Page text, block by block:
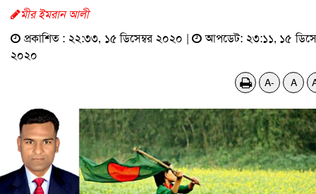
মীর ইমরান আলী
প্রকাশিত : ২২:৩৩, ১৫ ডিসেম্বর ২০২০ |
আপডেট: ২৩:১১, ১৫
২০২০
A- A